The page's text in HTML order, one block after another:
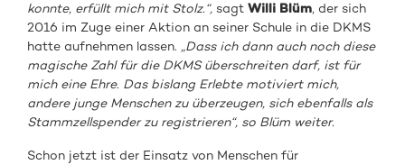
konnte, erfüllt mich mit Stolz.“, sagtWilli Blüm, der sich
2016 im Zuge einer Aktion an seiner Schule in die DKMS
hatte aufnehmen lassen. „Dass ich dann auch noch diese
magische Zahl für die DKMS überschreiten darf, ist für
mich eine Ehre. Das bislang Erlebte motiviert mich,
andere junge Menschen zu überzeugen, sich ebenfalls als
Stammzellspender zu registrieren“, so Blüm weiter.
Schon jetzt ist der Einsatz von Menschen für